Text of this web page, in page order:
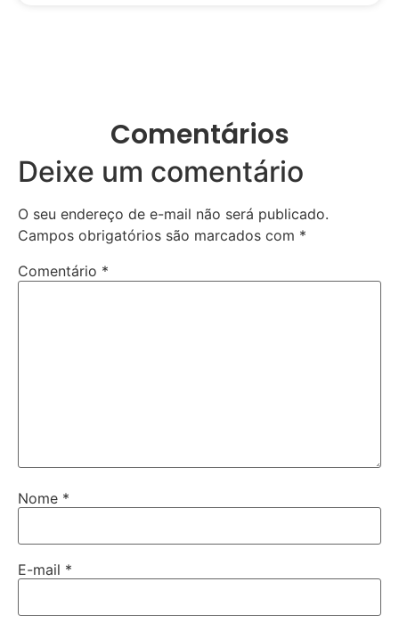
Comentários
Deixe um comentário
O seu endereço de e-mail não será publicado.
Campos obrigatórios são marcados com *
Comentário *
Nome *
E-mail *